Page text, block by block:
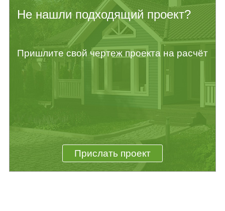
Не нашли подходящий проект?
Пришлите свой чертеж проекта на расчёт
Прислать проект